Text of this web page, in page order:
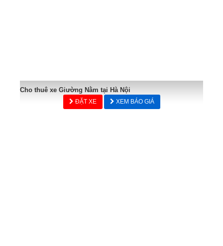
Cho thuê xe Giường Nằm tại Hà Nội
ĐẶT XE XEM BÁO GIÁ